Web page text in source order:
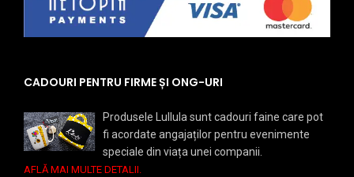
CADOURI PENTRU FIRME ȘI ONG-URI
Produsele Lullula sunt cadouri faine care pot
fi acordate angajaților pentru evenimente
speciale din viața unei companii.
AFLĂ MAI MULTE DETALII.